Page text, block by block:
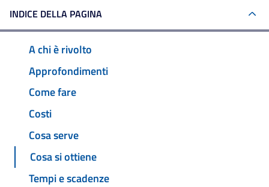
INDICE DELLA PAGINA
A chi è rivolto
Approfondimenti
Come fare
Costi
Cosa serve
Cosa si ottiene
Tempi e scadenze